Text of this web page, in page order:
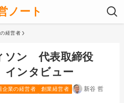
ノート
の経営者
ソン 代表取締役
ンタビュー
企業の経営者 創業経営者 新谷 哲